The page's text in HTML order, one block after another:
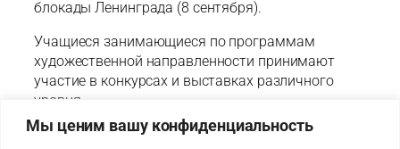
Мы ценим вашу конфиденциальность
блокады Ленинграда (8 сентября).
Учащиеся занимающиеся по программам
художественной направленности принимают
участие в конкурсах и выставках различного
уровня.